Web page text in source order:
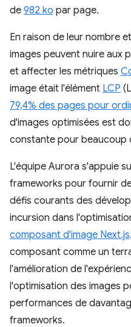
de 982 ko par page.
En raison de leur nombre
images peuvent nuire aux
et affecter les métriques
image était l'élément LCP
79,4% des pages pour
d'images optimisées est
constante pour beaucoup
L'équipe Aurora s'appuie
frameworks pour fournir
défis courants des
incursion dans
composant d'image Next.js
composant comme un
l'amélioration de
l'optimisation des images
performances de
frameworks.